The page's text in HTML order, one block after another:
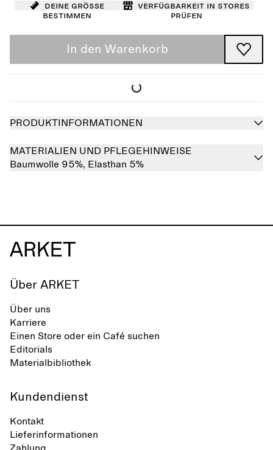
Deine Größe
bestimmen
Verfügbarkeit in Stores
prüfen
In den Warenkorb
PRODUKTINFORMATIONEN
MATERIALIEN UND PFLEGEHINWEISE
Baumwolle 95%, Elasthan 5%
Über ARKET
Über uns
Karriere
Einen Store oder ein Café suchen
Editorials
Materialbibliothek
Kundendienst
Kontakt
Lieferinformationen